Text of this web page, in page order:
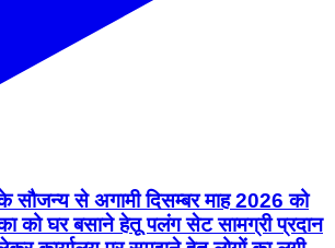
से अगामी दिसम्बर माह 2026 को
को घर बसाने हेतू पलंग सेट सामग्री प्रदान